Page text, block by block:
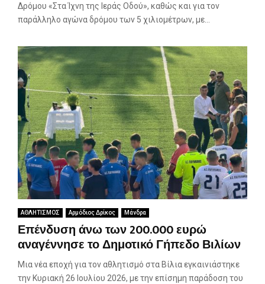
Δρόμου «Στα Ίχνη της Ιεράς Οδού», καθώς και για τον
παράλληλο αγώνα δρόμου των 5 χιλιομέτρων, με...
ΑΘΛΗΤΙΣΜΟΣ Αρμόδιος Δρίκος Μάνδρα
Επένδυση άνω των 200.000 ευρώ
αναγέννησε το Δημοτικό Γήπεδο Βιλίων
Μια νέα εποχή για τον αθλητισμό στα Βίλια εγκαινιάστηκε
την Κυριακή 26 Ιουλίου 2026, με την επίσημη παράδοση του